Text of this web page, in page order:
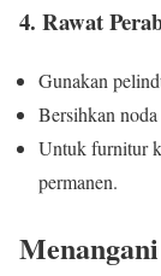
4. Rawat
Gunakan
Bersihkan
Untuk furnitur
permanen.